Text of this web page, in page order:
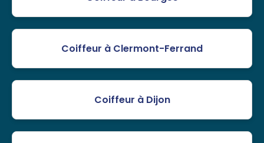
Coiffeur à Clermont-Ferrand
Coiffeur à Dijon